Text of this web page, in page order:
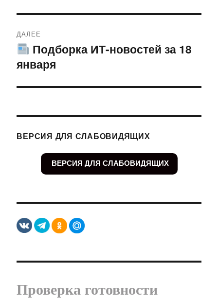
ДАЛЕЕ
Следующая
запись:
Подборка ИТ-новостей за 18
января
ВЕРСИЯ ДЛЯ СЛАБОВИДЯЩИХ
ВЕРСИЯ ДЛЯ СЛАБОВИДЯЩИХ
Проверка готовности